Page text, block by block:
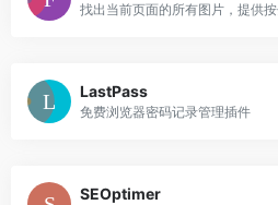
LastPass
免费浏览器密码记录管理插件
SEOptimer